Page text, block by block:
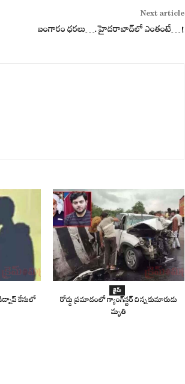
Next article
బంగారం ధ‌ర‌లు….హైద‌రాబాద్‌లో ఎంతంటే…!
కేసులో
క్రైమ్
రోడ్డు ప్రమాదంలో గ్యాంగ్‌స్టర్ చిన్న కుమారుడు
మృతి